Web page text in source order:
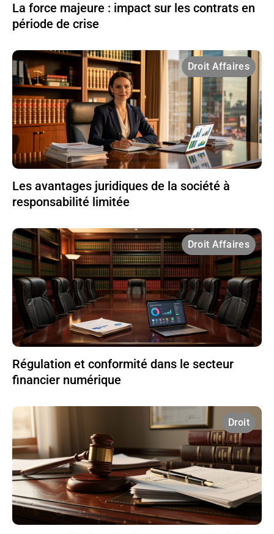
La force majeure : impact sur les contrats en
période de crise
Droit Affaires
Les avantages juridiques de la société à
responsabilité limitée
Droit Affaires
Régulation et conformité dans le secteur
financier numérique
Droit